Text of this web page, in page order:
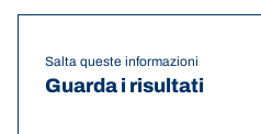
Salta queste informazioni
Guarda i risultati